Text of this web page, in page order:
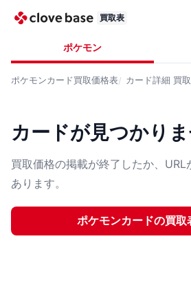
買取表
ポケモン
ポケモンカード買取価格表 カード詳細 買
カードが見つかり
買取価格の掲載が終了したか、
あります。
ポケモンカードの買取